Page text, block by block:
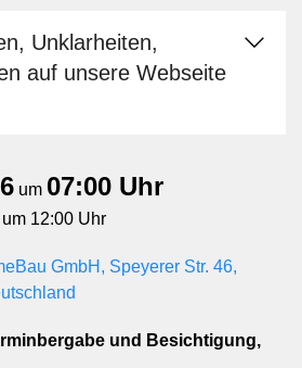
Unklarheiten,
auf unsere Webseite
um 07:00 Uhr
12:00 Uhr
GmbH, Speyerer Str. 46,
und Besichtigung,